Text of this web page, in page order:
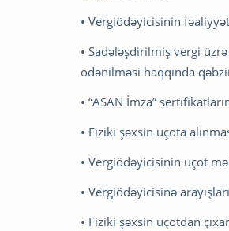
• Vergiödəyicisinin
• Sadələşdirilmiş vergi
ödənilməsi haqqında
• “ASAN İmza”
• Fiziki şəxsin uçota
• Vergiödəyicisinin uçot
• Vergiödəyicisinə
• Fiziki şəxsin uçotdan